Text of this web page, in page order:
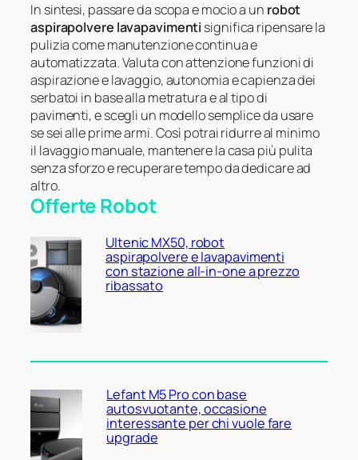
In sintesi, passare da scopa e mocio a un robot
aspirapolvere lavapavimenti significa ripensare la
pulizia come manutenzione continua e
automatizzata. Valuta con attenzione funzioni di
aspirazione e lavaggio, autonomia e capienza dei
serbatoi in base alla metratura e al tipo di
pavimenti, e scegli un modello semplice da usare
se sei alle prime armi. Così potrai ridurre al minimo
il lavaggio manuale, mantenere la casa più pulita
senza sforzo e recuperare tempo da dedicare ad
altro.
Offerte Robot
Ultenic MX50, robot
aspirapolvere e lavapavimenti
con stazione all-in-one a prezzo
ribassato
Lefant M5 Pro con base
autosvuotante, occasione
interessante per chi vuole fare
upgrade